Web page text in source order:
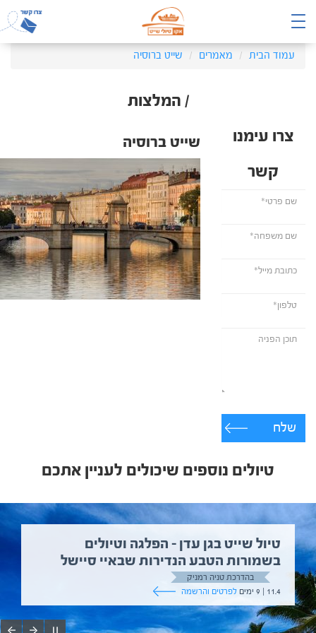
עמוד הבית מאמרים שייט ברוסיה
/ המלצות
צרו עימנו
קשר
שלח
שייט ברוסיה
טיולים נוספים שיכולים לעניין אתכם
טיול שייט בגן עדן – הפלגה וטיולים
בשמורות הטבע הנדירות שבאיי סיישל
בהדרכת טניה רמניק
11.4 | 9 ימים
לפרטים והרשמה